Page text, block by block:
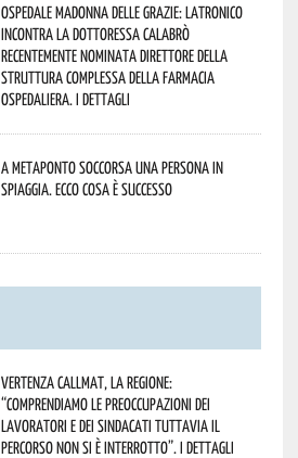
Ospedale Madonna delle Grazie: Latronico
incontra la dottoressa Calabrò
recentemente nominata Direttore della
Struttura Complessa della Farmacia
Ospedaliera. I dettagli
A Metaponto soccorsa una persona in
spiaggia. Ecco cosa è successo
Vertenza CallMat, la Regione:
“comprendiamo le preoccupazioni dei
lavoratori e dei sindacati tuttavia il
percorso non si è interrotto”. I dettagli